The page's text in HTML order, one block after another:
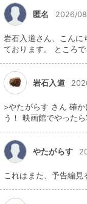
匿名 2026/
岩石入道さん、こんに
ております。 ところ
岩石入道
>やたがらす さん 確
う！ 映画館でやった
やたがらす
これはまた、予告編見